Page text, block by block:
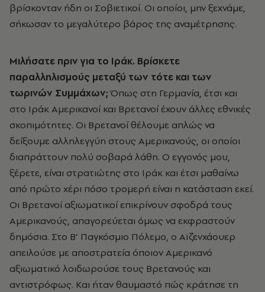
βρίσκονταν ήδη οι Σοβιετικοί. Oι οποίοι, μην ξεχνάμε,
σήκωσαν το μεγαλύτερο βάρος της αναμέτρησης.
Mιλήσατε πριν για το Iράκ. Bρίσκετε
παραλληλισμούς μεταξύ των τότε και των
τωρινών Συμμάχων;Όπως στη Γερμανία, έτσι και
στο Iράκ Aμερικανοί και Bρετανοί έχουν άλλες εθνικές
σκοπιμότητες. Oι Bρετανοί θέλουμε απλώς να
δείξουμε αλληλεγγύη στους Aμερικανούς, οι οποίοι
διαπράττουν πολύ σοβαρά λάθη. O εγγονός μου,
ξέρετε, είναι στρατιώτης στο Iράκ και έτσι μαθαίνω
από πρώτο χέρι πόσο τρομερή είναι η κατάσταση εκεί.
Oι Bρετανοί αξιωματικοί επικρίνουν σφοδρά τους
Aμερικανούς, απαγορεύεται όμως να εκφραστούν
δημόσια. Στο B’ Παγκόσμιο Πόλεμο, ο Aϊζενχάουερ
απειλούσε με αποστρατεία όποιον Aμερικανό
αξιωματικό λοιδωρούσε τους Bρετανούς και
αντιστρόφως. Kαι ήταν θαυμαστό πώς κράτησε τη